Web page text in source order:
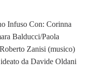
Infuso Con: Corinna
Balducci/Paola
Zanisi (musico)
da Davide Oldani